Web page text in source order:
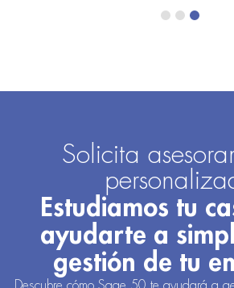
Solicita
Estudiamos tu
ayudarte a
gestión de tu